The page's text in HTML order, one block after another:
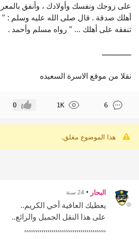
على زوجك ونفسك وأولادك ، وأنفق
أهلك صدقة . قال صلى الله عليه وسلم : "
تنفقه على أهلك … " رواه مسلم وأحمد .
ــــــــــــ
نقلا من موقع الاسرة السعيده
6
1K إعجاب 0
هذا الموضوع مغلق.
البحار • 24 سنة
يعطيك العافية أخي الكريم..
على هذا النقل الجميل والرائع..
,,,,,,,,,,,,,,,,,,,,,,,,,,,,,,,,,,,,,,,,,,